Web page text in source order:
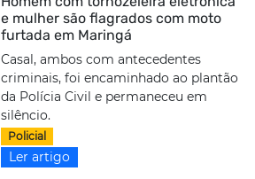
e mulher são flagrados com moto
furtada em Maringá
Casal, ambos com antecedentes
criminais, foi encaminhado ao plantão
da Polícia Civil e permaneceu em
silêncio.
Policial
Ler artigo